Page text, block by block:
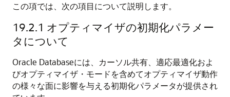
この項では、次の項目について説明します。
19.2.1 オプティマイザの初期化パラメー
タについて
Oracle Databaseには、カーソル共有、適応最適化およ
びオプティマイザ・モードを含めてオプティマイザ動作
の様々な面に影響を与える初期化パラメータが提供され